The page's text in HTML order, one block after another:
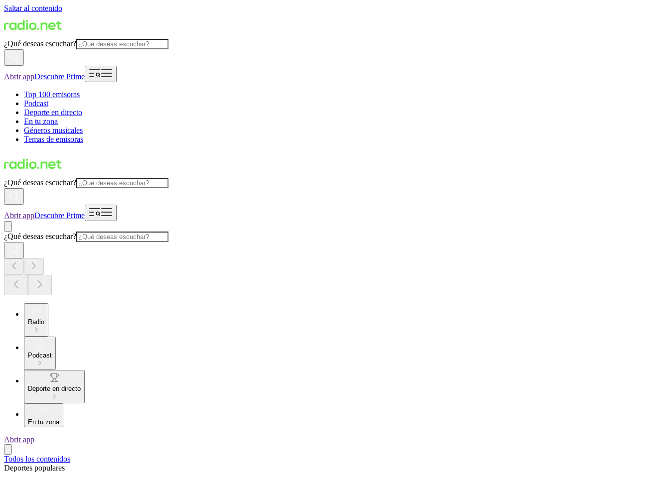
Saltar al contenido
¿Qué deseas escuchar?
Abrir appDescubre Prime
Top 100 emisoras
Podcast
Deporte en directo
En tu zona
Géneros musicales
Temas de emisoras
¿Qué deseas escuchar?
Abrir appDescubre Prime
¿Qué deseas escuchar?
Radio
Podcast
Deporte en directo
En tu zona
Abrir app
Todos los contenidos
Deportes populares